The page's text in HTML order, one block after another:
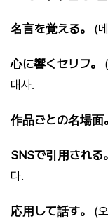
名言を覚える。 (
心に響くセリフ。
대사.
作品ごとの名場面。
SNSで引用される。
다.
応用して話す。 (